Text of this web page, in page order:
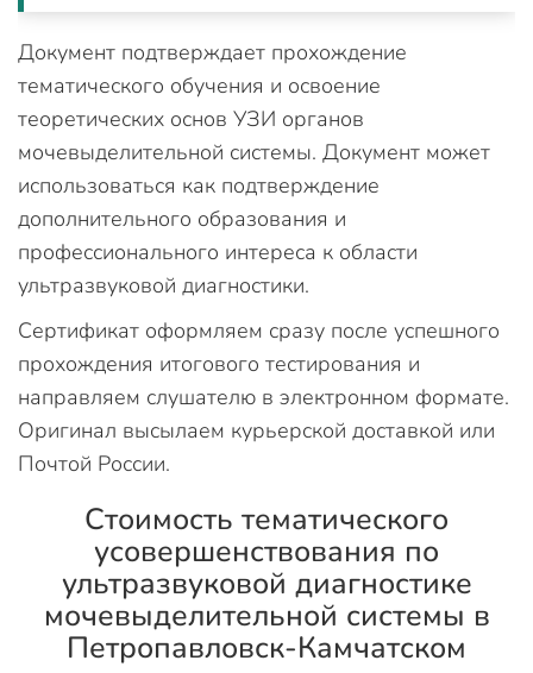
Документ подтверждает прохождение
тематического обучения и освоение
теоретических основ УЗИ органов
мочевыделительной системы. Документ может
использоваться как подтверждение
дополнительного образования и
профессионального интереса к области
ультразвуковой диагностики.
Сертификат оформляем сразу после успешного
прохождения итогового тестирования и
направляем слушателю в электронном формате.
Оригинал высылаем курьерской доставкой или
Почтой России.
Стоимость тематического
усовершенствования по
ультразвуковой диагностике
мочевыделительной системы в
Петропавловск-Камчатском